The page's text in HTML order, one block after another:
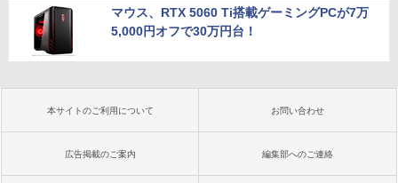
マウス、RTX 5060 Ti搭載ゲーミングPCが7万
5,000円オフで30万円台！
本サイトのご利用について お問い合わせ
広告掲載のご案内 編集部へのご連絡